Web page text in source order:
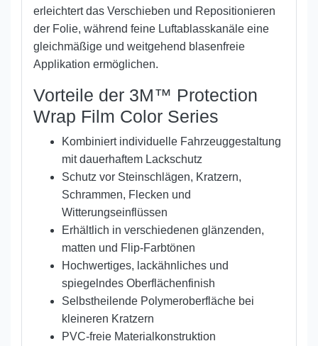
erleichtert das Verschieben und Repositionieren
der Folie, während feine Luftablasskanäle eine
gleichmäßige und weitgehend blasenfreie
Applikation ermöglichen.
Vorteile der 3M™ Protection
Wrap Film Color Series
Kombiniert individuelle Fahrzeuggestaltung
mit dauerhaftem Lackschutz
Schutz vor Steinschlägen, Kratzern,
Schrammen, Flecken und
Witterungseinflüssen
Erhältlich in verschiedenen glänzenden,
matten und Flip-Farbtönen
Hochwertiges, lackähnliches und
spiegelndes Oberflächenfinish
Selbstheilende Polymeroberfläche bei
kleineren Kratzern
PVC-freie Materialkonstruktion